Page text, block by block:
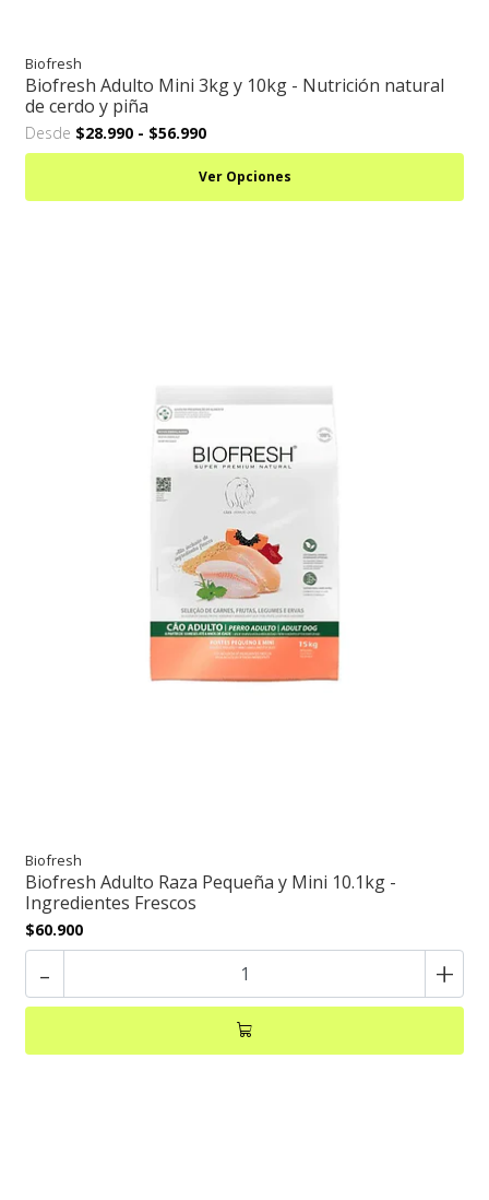
Biofresh
Biofresh Adulto Mini 3kg y 10kg - Nutrición natural
de cerdo y piña
Desde $28.990 - $56.990
Ver Opciones
Biofresh
Biofresh Adulto Raza Pequeña y Mini 10.1kg -
Ingredientes Frescos
$60.900
- +